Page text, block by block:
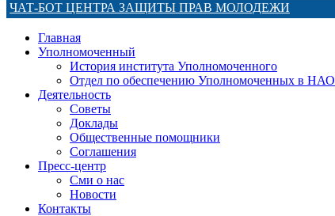
ЧАТ-БОТ ЦЕНТРА ЗАЩИТЫ ПРАВ МОЛОДЕЖИ
Главная
Уполномоченный
История института Уполномоченного
Отдел по обеспечению Уполномоченных в НАО
Деятельность
Советы
Доклады
Общественные помощники
Соглашения
Пресс-центр
Сми о нас
Новости
Контакты